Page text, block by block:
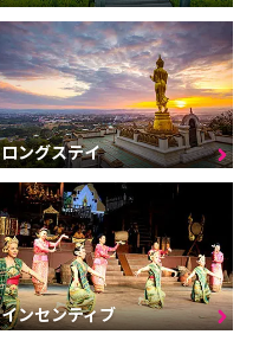
ロングステイ
インセンティブ